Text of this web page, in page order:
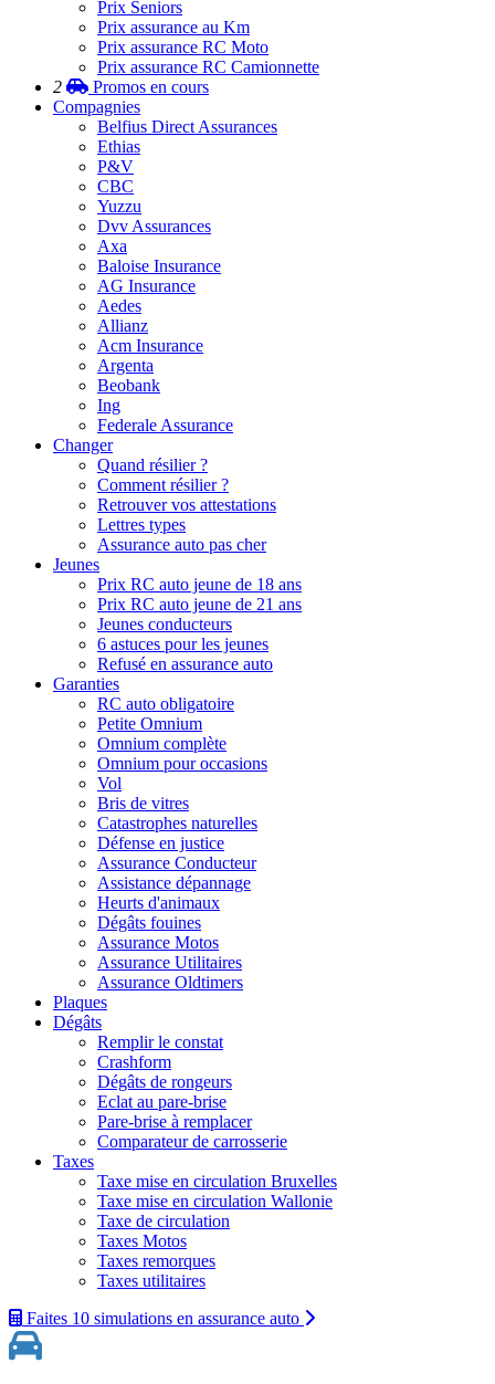
Prix Seniors
Prix assurance au Km
Prix assurance RC Moto
Prix assurance RC Camionnette
2
Promos en cours
Compagnies
Belfius Direct Assurances
Ethias
P&V
CBC
Yuzzu
Dvv Assurances
Axa
Baloise Insurance
AG Insurance
Aedes
Allianz
Acm Insurance
Argenta
Beobank
Ing
Federale Assurance
Changer
Quand résilier ?
Comment résilier ?
Retrouver vos attestations
Lettres types
Assurance auto pas cher
Jeunes
Prix RC auto jeune de 18 ans
Prix RC auto jeune de 21 ans
Jeunes conducteurs
6 astuces pour les jeunes
Refusé en assurance auto
Garanties
RC auto obligatoire
Petite Omnium
Omnium complète
Omnium pour occasions
Vol
Bris de vitres
Catastrophes naturelles
Défense en justice
Assurance Conducteur
Assistance dépannage
Heurts d'animaux
Dégâts fouines
Assurance Motos
Assurance Utilitaires
Assurance Oldtimers
Plaques
Dégâts
Remplir le constat
Crashform
Dégâts de rongeurs
Eclat au pare-brise
Pare-brise à remplacer
Comparateur de carrosserie
Taxes
Taxe mise en circulation Bruxelles
Taxe mise en circulation Wallonie
Taxe de circulation
Taxes Motos
Taxes remorques
Taxes utilitaires
Faites 10 simulations en assurance auto